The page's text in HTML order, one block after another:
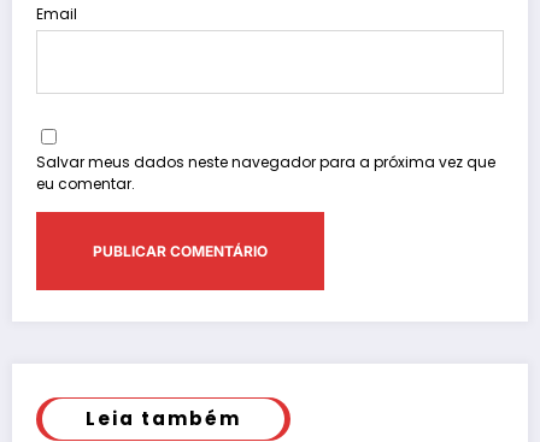
Email
Salvar meus dados neste navegador para a próxima vez que
eu comentar.
Leia também